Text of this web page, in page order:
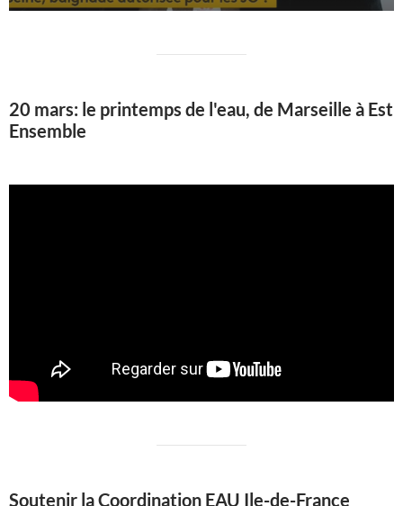
20 mars: le printemps de l'eau, de Marseille à Est
Ensemble
Soutenir la Coordination EAU Ile-de-France